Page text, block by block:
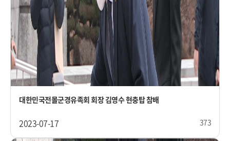
대한민국전몰군경유족회 회장 김영수 현충탑 참배
2023-07-17 373